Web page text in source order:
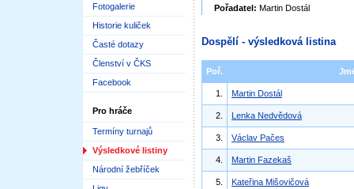
Fotogalerie
Historie kuliček
Časté dotazy
Členství v ČKS
Facebook
Pro hráče
Termíny turnajů
Výsledkové listiny
Národní žebříček
Pořadatel: Martin Dostál
Dospělí - výsledková listina
Poř.
1. Martin Dostál
2. Lenka Nedvědová
3. Václav Pačes
4. Martin Fazekaš
5. Kateřina Mišovičová